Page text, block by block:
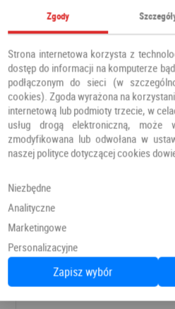
Zgody
Strona internetowa korzysta z
dostęp do informacji na komputerze
podłączonym do sieci (w
cookies). Zgoda wyrażona na
internetową lub podmioty trzecie, w
usług drogą elektroniczną, może
zmodyfikowana lub odwołana w
naszej polityce dotyczącej cookies
Niezbędne
Analityczne
Marketingowe
Personalizacyjne
Zapisz wybór